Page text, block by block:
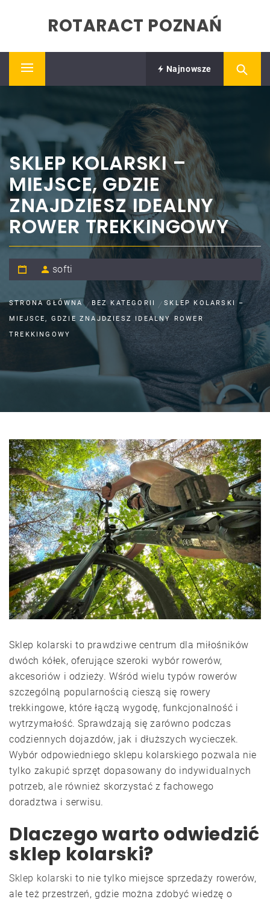
ROTARACT POZNAŃ
Primary
Najnowsze
SKLEP KOLARSKI –
MIEJSCE, GDZIE
ZNAJDZIESZ IDEALNY
ROWER TREKKINGOWY
softi
STRONA GŁÓWNA BEZ KATEGORII
SKLEP KOLARSKI –
MIEJSCE, GDZIE ZNAJDZIESZ IDEALNY ROWER
TREKKINGOWY
Sklep kolarski to prawdziwe centrum dla miłośników
dwóch kółek, oferujące szeroki wybór rowerów,
akcesoriów i odzieży. Wśród wielu typów rowerów
szczególną popularnością cieszą się rowery
trekkingowe, które łączą wygodę, funkcjonalność i
wytrzymałość. Sprawdzają się zarówno podczas
codziennych dojazdów, jak i dłuższych wycieczek.
Wybór odpowiedniego sklepu kolarskiego pozwala nie
tylko zakupić sprzęt dopasowany do indywidualnych
potrzeb, ale również skorzystać z fachowego
doradztwa i serwisu.
Dlaczego warto odwiedzić
sklep kolarski?
Sklep kolarski to nie tylko miejsce sprzedaży rowerów,
ale też przestrzeń, gdzie można zdobyć wiedzę o